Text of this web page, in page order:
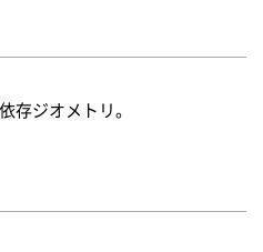
存ジオメトリ。